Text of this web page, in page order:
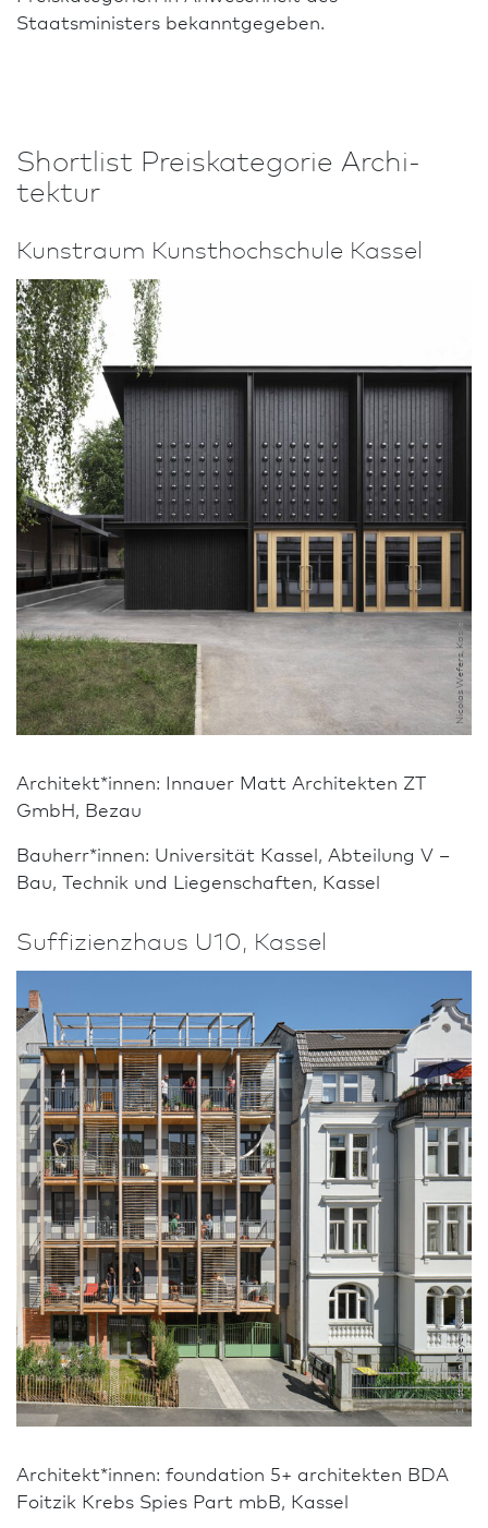
Staatsministers bekanntgegeben.
Shortlist Preiskategorie Archi­
tektur
Kunstraum Kunst­hoch­schule Kassel
Nicolas Wefers, Kassel
Architekt*innen: Innauer Matt Architekten ZT
GmbH, Bezau
Bauherr*innen: Univer­sität Kassel, Abteilung V –
Bau, Technik und Liegenschaften, Kassel
Suffizienzhaus U10, Kassel
Constantin Meyer, Köln
Architekt*innen: foundation 5+ architekten BDA
Foitzik Krebs Spies Part mbB, Kassel